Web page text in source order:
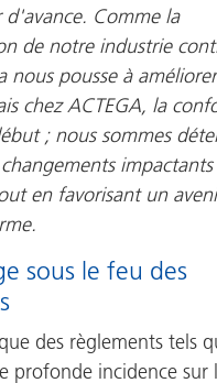
Comme la
de notre industrie
nous pousse à
chez ACTEGA, la
; nous sommes
impactants
en favorisant un
sous le feu des
des règlements tels
profonde incidence sur